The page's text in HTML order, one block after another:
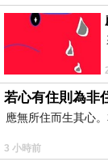
若心有住則為非
應無所住而生其心
3 小時前